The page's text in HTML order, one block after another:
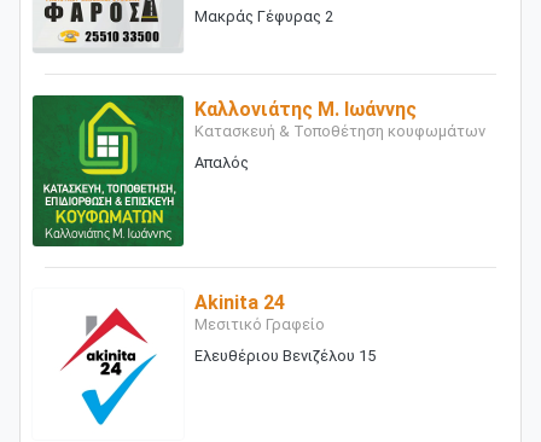
Μακράς Γέφυρας 2
Καλλονιάτης Μ. Ιωάννης
Κατασκευή & Τοποθέτηση κουφωμάτων
Απαλός
Akinita 24
Μεσιτικό Γραφείο
Ελευθέριου Βενιζέλου 15